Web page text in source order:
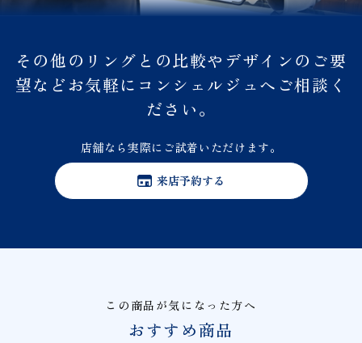
その他のリングとの比較やデザインのご要
望などお気軽にコンシェルジュへご相談く
ださい。
店舗なら実際にご試着いただけます。
来店予約する
この商品が気になった方へ
おすすめ商品